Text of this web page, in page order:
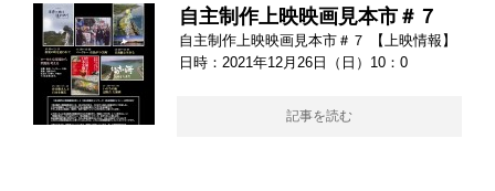
自主制作上映映画見本市＃７
自主制作上映映画見本市＃７ 【上映情報】
日時：2021年12月26日（日）10：0
記事を読む